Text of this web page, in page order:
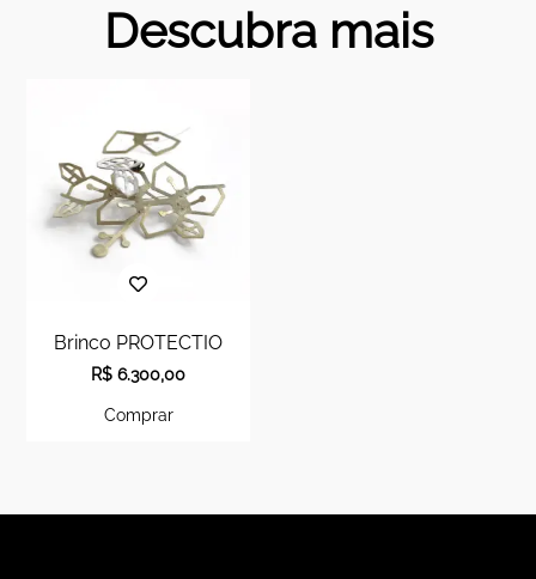
Descubra mais
Brinco PROTECTIO
R$ 6.300,00
Comprar